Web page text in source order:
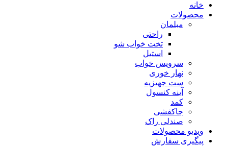
خانه
محصولات
مبلمان
راحتی
تخت خواب شو
استیل
سرویس خواب
نهار خوری
ست جهیزیه
آینه کنسول
کمد
جاکفشی
صندلی راک
ویدیو محصولات
پیگیری سفارش